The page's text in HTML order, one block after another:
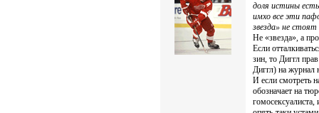
доля истины
имхо все эти
звезда» не
Не «звезда», а
Если
зин, то Диггл
Диггл) на журнал
И если смотреть
обозначает на